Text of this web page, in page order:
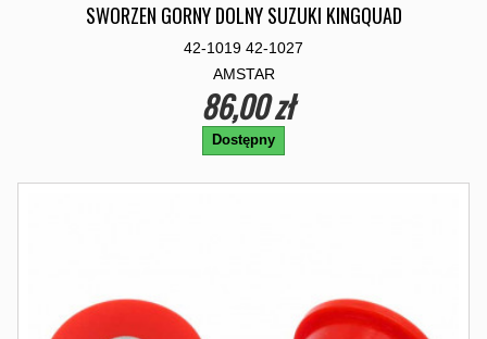
SWORZEN GORNY DOLNY SUZUKI KINGQUAD
42-1019 42-1027
AMSTAR
86,00 zł
Dostępny